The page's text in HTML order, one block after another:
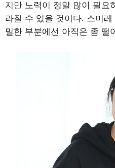
지만 노력이 정말 많이 필요
라질 수 있을 것이다. 스미레
밀한 부분에선 아직은 좀 떨